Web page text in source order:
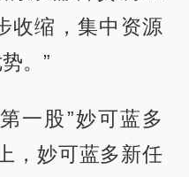
收缩，集中资源
。”
一股”妙可蓝多
，妙可蓝多新任